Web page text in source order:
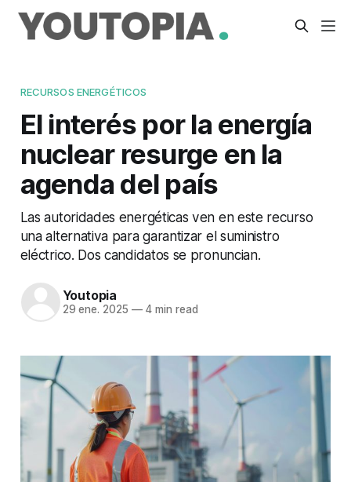
RECURSOS ENERGÉTICOS
El interés por la energía
nuclear resurge en la
agenda del país
Las autoridades energéticas ven en este recurso
una alternativa para garantizar el suministro
eléctrico. Dos candidatos se pronuncian.
Youtopia
29 ene. 2025 —4 min read